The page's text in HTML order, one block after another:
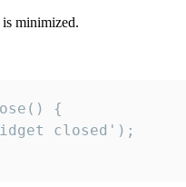
minimized.
{
closed');